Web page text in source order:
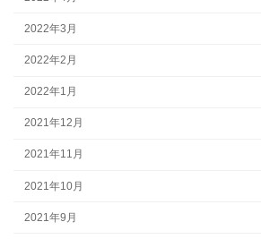
2022年3月
2022年2月
2022年1月
2021年12月
2021年11月
2021年10月
2021年9月